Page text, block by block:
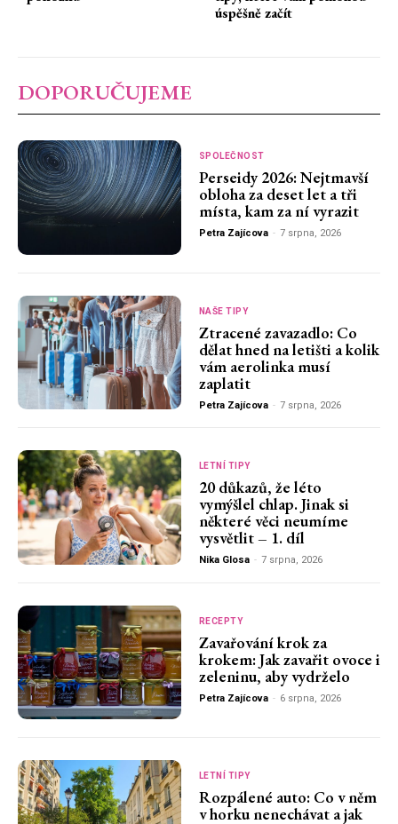
úspěšně začít
DOPORUČUJEME
SPOLEČNOST
Perseidy 2026: Nejtmavší
obloha za deset let a tři
místa, kam za ní vyrazit
Petra Zajícova - 7 srpna, 2026
NAŠE TIPY
Ztracené zavazadlo: Co
dělat hned na letišti a kolik
vám aerolinka musí
zaplatit
Petra Zajícova - 7 srpna, 2026
LETNÍ TIPY
20 důkazů, že léto
vymýšlel chlap. Jinak si
některé věci neumíme
vysvětlit – 1. díl
Nika Glosa - 7 srpna, 2026
RECEPTY
Zavařování krok za
krokem: Jak zavařit ovoce i
zeleninu, aby vydrželo
Petra Zajícova - 6 srpna, 2026
LETNÍ TIPY
Rozpálené auto: Co v něm
v horku nenechávat a jak